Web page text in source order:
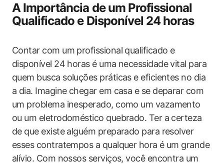
A Importância de um Profissional
Qualificado e Disponível 24 horas
Contar com um profissional qualificado e
disponível 24 horas é uma necessidade vital para
quem busca soluções práticas e eficientes no dia
a dia. Imagine chegar em casa e se deparar com
um problema inesperado, como um vazamento
ou um eletrodoméstico quebrado. Ter a certeza
de que existe alguém preparado para resolver
esses contratempos a qualquer hora é um grande
alívio. Com nossos serviços, você encontra um